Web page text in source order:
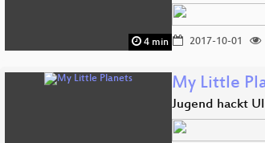
4 min 2017-10-01
My Little
Jugend hackt